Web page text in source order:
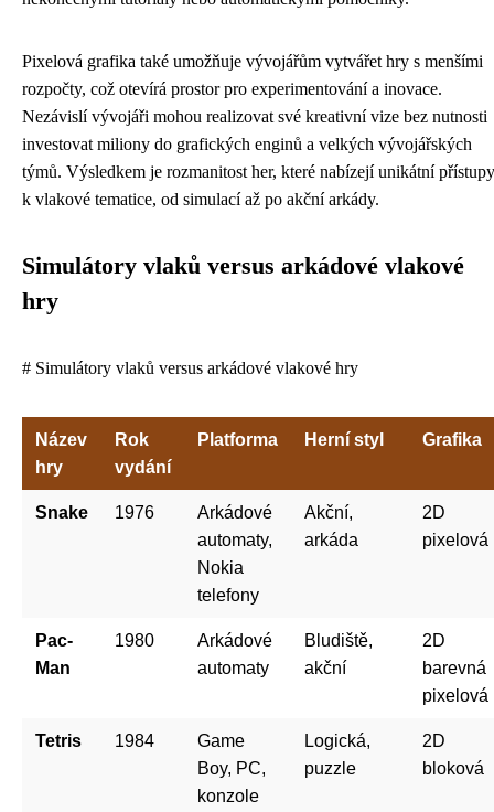
Pixelová grafika také umožňuje vývojářům vytvářet hry s menšími
rozpočty, což otevírá prostor pro experimentování a inovace.
Nezávislí vývojáři mohou realizovat své kreativní vize bez nutnosti
investovat miliony do grafických enginů a velkých vývojářských
týmů. Výsledkem je rozmanitost her, které nabízejí unikátní přístupy
k vlakové tematice, od simulací až po akční arkády.
Simulátory vlaků versus arkádové vlakové
hry
# Simulátory vlaků versus arkádové vlakové hry
Název
hry
Rok
vydání
Platforma Herní styl Grafika
Snake 1976
Arkádové
automaty,
Nokia
telefony
Akční,
arkáda
2D
pixelová
Pac-
Man
1980
Arkádové
automaty
Bludiště,
akční
2D
barevná
pixelová
Tetris 1984
Game
Boy, PC,
konzole
Logická,
puzzle
2D
bloková